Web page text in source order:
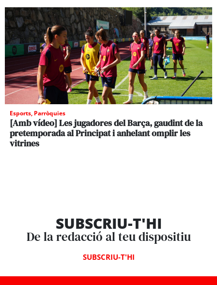
Esports, Parròquies
[Amb vídeo] Les jugadores del Barça, gaudint de la
pretemporada al Principat i anhelant omplir les
vitrines
SUBSCRIU-T'HI
De la redacció al teu dispositiu
SUBSCRIU-T'HI